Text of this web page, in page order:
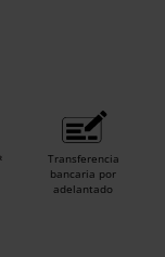
Transferencia
bancaria por
adelantado